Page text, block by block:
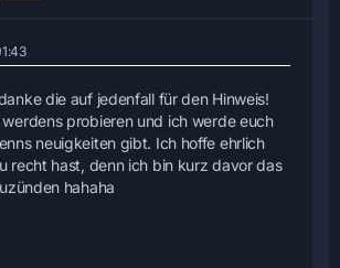
die auf jedenfall für den Hinweis!
probieren und ich werde euch
neuigkeiten gibt. Ich hoffe ehrlich
recht hast, denn ich bin kurz davor das
hahaha